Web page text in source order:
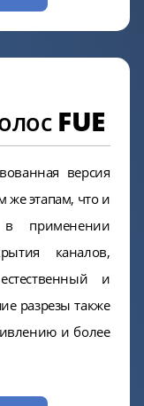
FUE
версия
же этапам, что и
в применении
каналов,
и
разрезы также
и более